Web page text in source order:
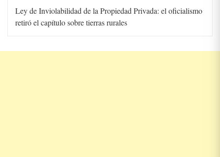
Ley de Inviolabilidad de la Propiedad Privada: el oficialismo
retiró el capítulo sobre tierras rurales